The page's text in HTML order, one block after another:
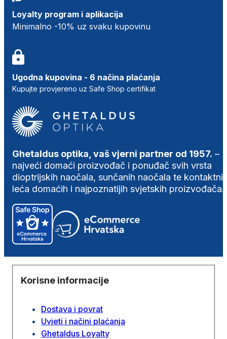
Loyalty program i aplikacija
Minimalno -10% uz svaku kupovinu
Ugodna kupovina - 6 načina plaćanja
Kupujte provjereno uz Safe Shop certifikat
Ghetaldus optika, vaš vjerni partner od 1957. –
najveći domaći proizvođač i ponuđač svih vrsta
dioptrijskih naočala, sunčanih naočala te
leća domaćih i najpoznatijih svjetskih proizvođača.
Korisne informacije
Dostava i povrat
Uvjeti i načini plaćanja
Ghetaldus Loyalty